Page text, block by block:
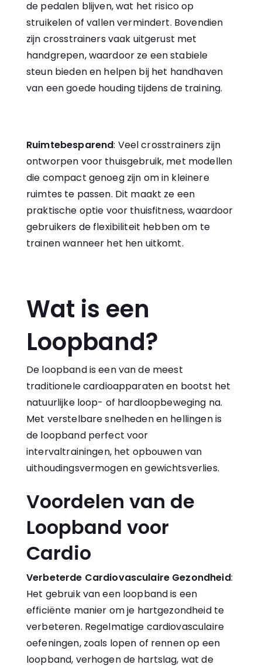
de pedalen blijven, wat het risico op
struikelen of vallen vermindert. Bovendien
zijn crosstrainers vaak uitgerust met
handgrepen, waardoor ze een stabiele
steun bieden en helpen bij het handhaven
van een goede houding tijdens de training.
Ruimtebesparend: Veel crosstrainers zijn
ontworpen voor thuisgebruik, met modellen
die compact genoeg zijn om in kleinere
ruimtes te passen. Dit maakt ze een
praktische optie voor thuisfitness, waardoor
gebruikers de flexibiliteit hebben om te
trainen wanneer het hen uitkomt.
Wat is een
Loopband?
De loopbandis een van de meest
traditionele cardioapparaten en bootst het
natuurlijke loop- of hardloopbeweging na.
Met verstelbare snelheden en hellingen is
de loopband perfect voor
intervaltrainingen, het opbouwen van
uithoudingsvermogen en gewichtsverlies.
Voordelen van de
Loopband voor
Cardio
Verbeterde Cardiovasculaire Gezondheid:
Het gebruik van een loopband is een
efficiënte manier om je hartgezondheid te
verbeteren. Regelmatige cardiovasculaire
oefeningen, zoals lopen of rennen op een
loopband, verhogen de hartslag, wat de